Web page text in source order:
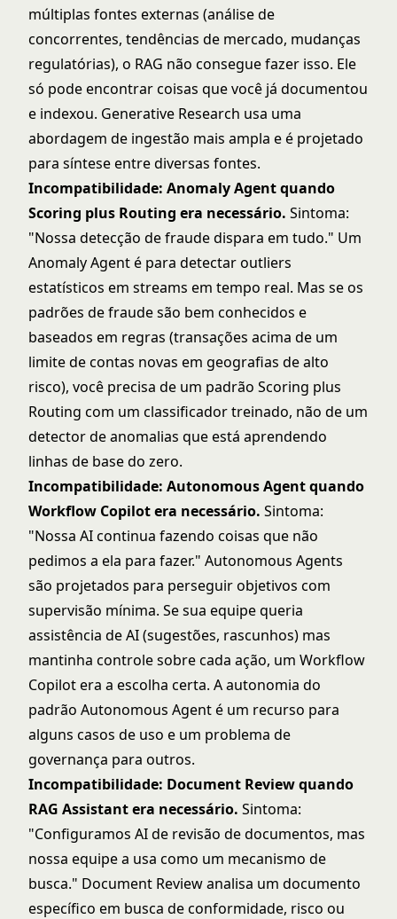
múltiplas fontes externas (análise de
concorrentes, tendências de mercado, mudanças
regulatórias), o RAG não consegue fazer isso. Ele
só pode encontrar coisas que você já documentou
e indexou. Generative Research usa uma
abordagem de ingestão mais ampla e é projetado
para síntese entre diversas fontes.
Incompatibilidade: Anomaly Agent quando
Scoring plus Routing era necessário. Sintoma:
"Nossa detecção de fraude dispara em tudo." Um
Anomaly Agent é para detectar outliers
estatísticos em streams em tempo real. Mas se os
padrões de fraude são bem conhecidos e
baseados em regras (transações acima de um
limite de contas novas em geografias de alto
risco), você precisa de um padrão Scoring plus
Routing com um classificador treinado, não de um
detector de anomalias que está aprendendo
linhas de base do zero.
Incompatibilidade: Autonomous Agent quando
Workflow Copilot era necessário. Sintoma:
"Nossa AI continua fazendo coisas que não
pedimos a ela para fazer." Autonomous Agents
são projetados para perseguir objetivos com
supervisão mínima. Se sua equipe queria
assistência de AI (sugestões, rascunhos) mas
mantinha controle sobre cada ação, um Workflow
Copilot era a escolha certa. A autonomia do
padrão Autonomous Agent é um recurso para
alguns casos de uso e um problema de
governança para outros.
Incompatibilidade: Document Review quando
RAG Assistant era necessário. Sintoma:
"Configuramos AI de revisão de documentos, mas
nossa equipe a usa como um mecanismo de
busca." Document Review analisa um documento
específico em busca de conformidade, risco ou